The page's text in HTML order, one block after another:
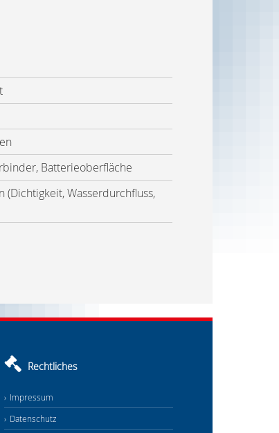
Batterieoberfläche
(Dichtigkeit, Wasserdurchfluss,
Rechtliches
Impressum
Datenschutz